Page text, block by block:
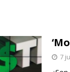
2024 ]
7